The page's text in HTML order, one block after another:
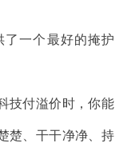
了一个最好的掩护
技付溢价时，你能
楚、干干净净、持